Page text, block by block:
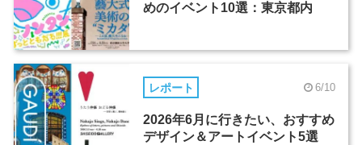
めのイベント10選：東京都内
レポート 6/10
2026年6月に行きたい、おすすめ
デザイン＆アートイベント5選